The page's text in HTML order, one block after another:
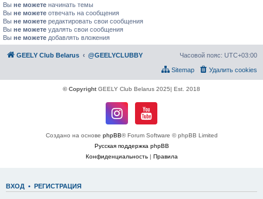
Вы не можете начинать темы
Вы не можете отвечать на сообщения
Вы не можете редактировать свои сообщения
Вы не можете удалять свои сообщения
Вы не можете добавлять вложения
GEELY Club Belarus @GEELYCLUBBY Часовой пояс: UTC+03:00
Удалить cookies
Sitemap
© CopyrightGEELY Club Belarus 2025| Est. 2018
Создано на основе phpBB® Forum Software © phpBB Limited
Русская поддержка phpBB
Конфиденциальность| Правила
ВХОД • РЕГИСТРАЦИЯ